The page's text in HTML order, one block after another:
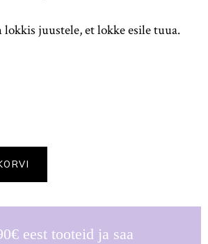
lokkis juustele, et lokke esile tuua.
€ eest tooteid ja saa